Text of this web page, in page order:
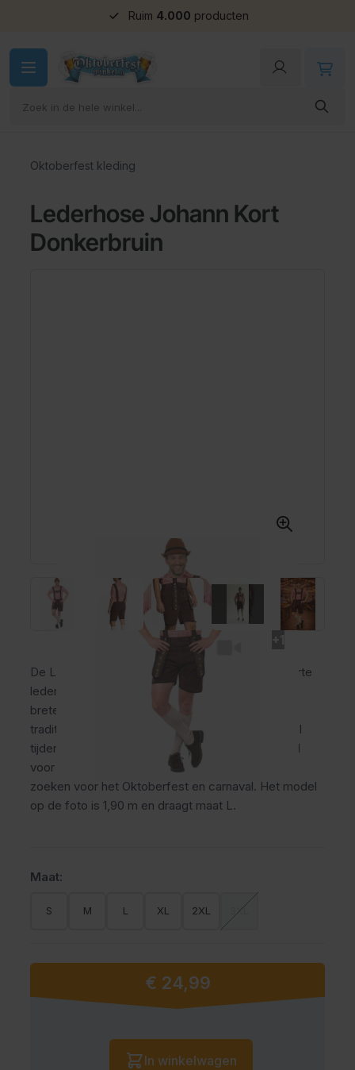
Groepskorting
Oktoberfest kleding
Lederhose Johann Kort
Donkerbruin
De Lederhose Johann Kort Donkerbruin is een korte
lederhose voor heren van polyester met vaste
bretels, gulp en praktische broekzakken. Deze
traditionele oktoberfest broek draagt comfortabel
tijdens lange feestdagen en themafeesten. Ideaal
voor mannen die een verzorgde Tiroler uitstraling
zoeken voor het Oktoberfest en carnaval. Het model
op de foto is 1,90 m en draagt maat L.
Maat:
S M L XL 2XL 3XL
Vanaf:
€ 24,99
Aantal
In winkelwagen